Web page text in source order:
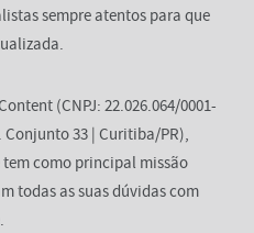
sempre atentos para que
(CNPJ: 22.026.064/0001-
Conjunto 33 | Curitiba/PR),
como principal missão
todas as suas dúvidas com